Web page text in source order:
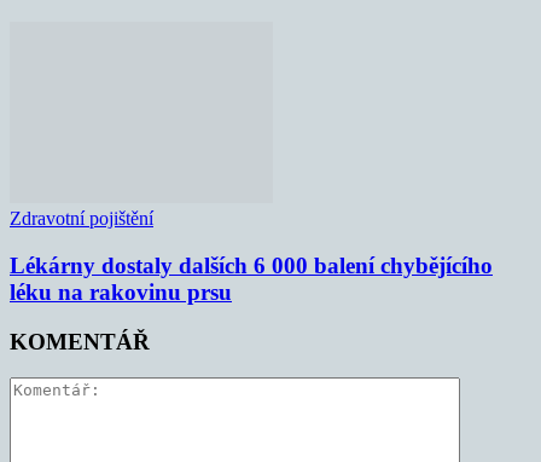
Zdravotní pojištění
Lékárny dostaly dalších 6 000 balení chybějícího
léku na rakovinu prsu
KOMENTÁŘ